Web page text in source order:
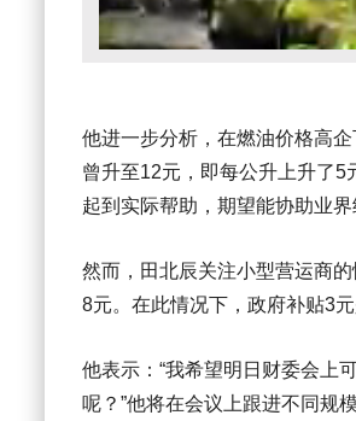
他进一步分析，在燃油价格高
曾升至12元，即每公升上升了
起到实际帮助，期望能协助业
然而，田北辰关注小型营运商
8元。在此情况下，政府补贴3
他表示：“我希望明日财委会上
呢？”他将在会议上跟进不同规